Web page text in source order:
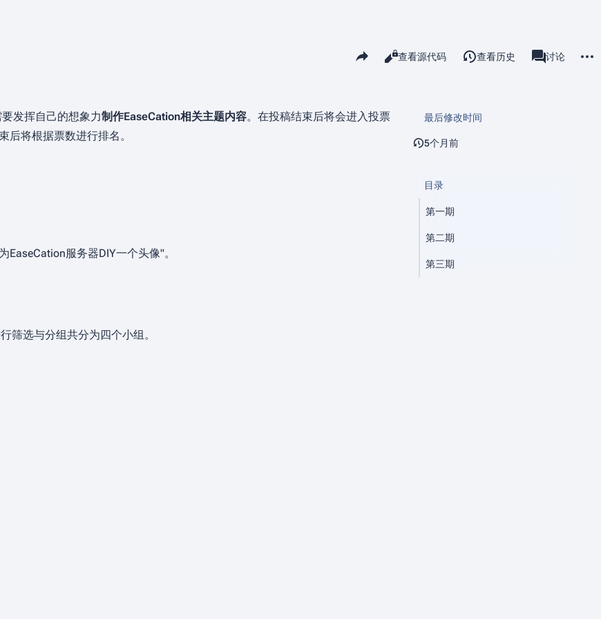
分享此页面
查看阅读
查看源代码 查看历史 associated-
页面
讨论
发挥自己的想象力制作EaseCation相关主题内容。在投稿结束后将会进入投票
后将根据票数进行排名。
服务器DIY一个头像"。
筛选与分组共分为四个小组。
最后修改时间
5个月前
目录
第一期
第二期
第三期